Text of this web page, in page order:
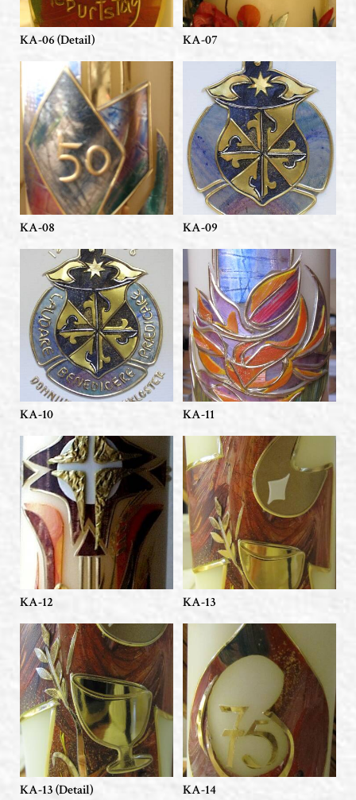
KA-06 (Detail) KA-07
KA-08 KA-09
KA-10 KA-11
KA-12 KA-13
KA-13 (Detail) KA-14